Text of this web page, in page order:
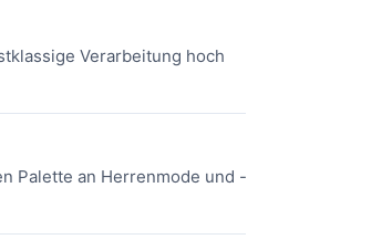
Verarbeitung hoch
Palette an Herrenmode und -